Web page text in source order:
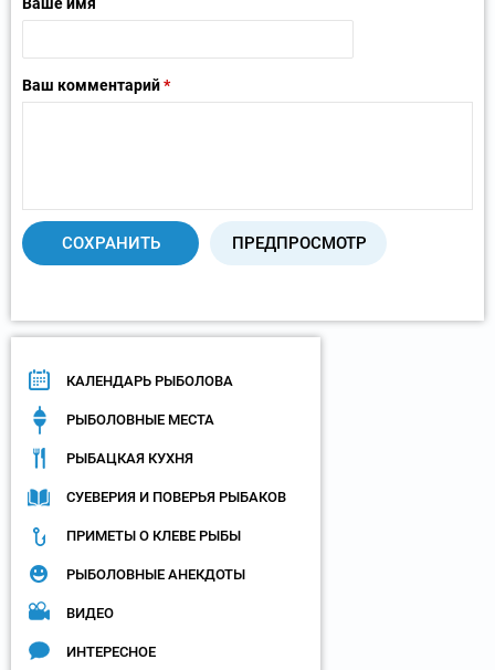
Ваш комментарий*
КАЛЕНДАРЬ РЫБОЛОВА
РЫБОЛОВНЫЕ МЕСТА
РЫБАЦКАЯ КУХНЯ
СУЕВЕРИЯ И ПОВЕРЬЯ РЫБАКОВ
ПРИМЕТЫ О КЛЕВЕ РЫБЫ
РЫБОЛОВНЫЕ АНЕКДОТЫ
ВИДЕО
ИНТЕРЕСНОЕ